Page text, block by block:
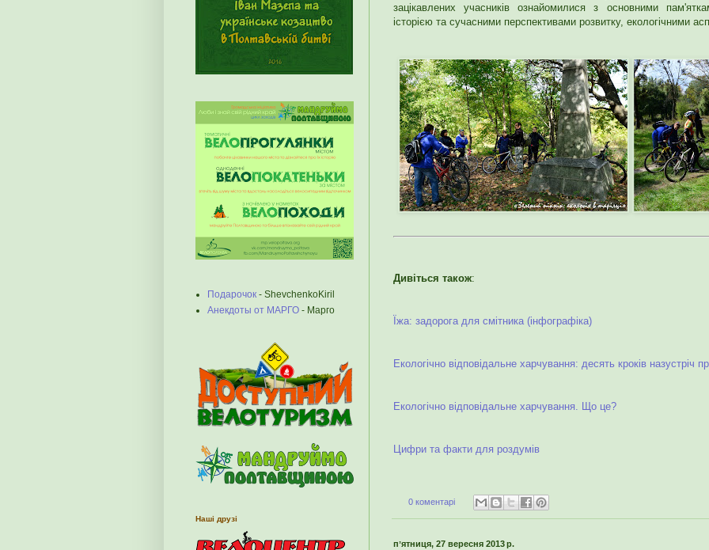
зацікавлених учасників ознайомилися з основними
історією та сучасними перспективами розвитку, екологічними
Дивіться також:
Їжа: задорога для смітника (інфографіка)
Екологічно відповідальне харчування: десять кроків назустріч
Екологічно відповідальне харчування. Що це?
Цифри та факти для роздумів
0 коментарі
пʼятниця, 27 вересня 2013 р.
Подарочок - ShevchenkoKiril
Анекдоты от МАРГО - Марго
Наші друзі